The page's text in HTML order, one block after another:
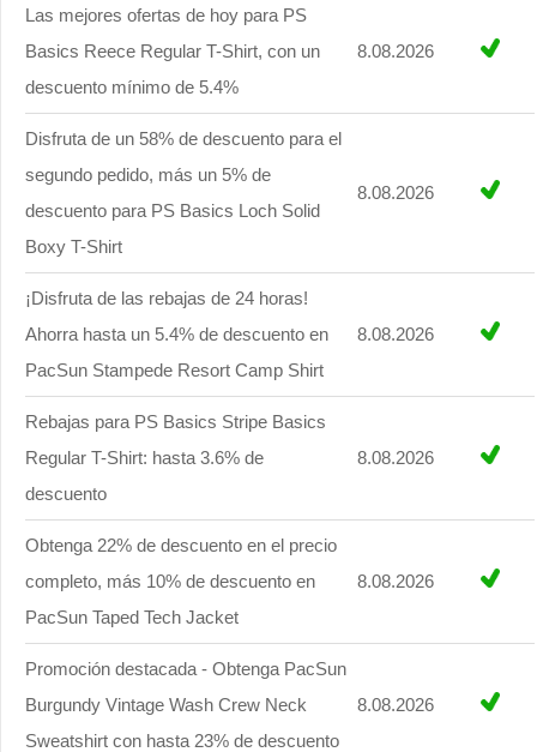
Las mejores ofertas de hoy para PS
Basics Reece Regular T-Shirt, con un
descuento mínimo de 5.4%
8.08.2026
Disfruta de un 58% de descuento para el
segundo pedido, más un 5% de
descuento para PS Basics Loch Solid
Boxy T-Shirt
8.08.2026
¡Disfruta de las rebajas de 24 horas!
Ahorra hasta un 5.4% de descuento en
PacSun Stampede Resort Camp Shirt
8.08.2026
Rebajas para PS Basics Stripe Basics
Regular T-Shirt: hasta 3.6% de
descuento
8.08.2026
Obtenga 22% de descuento en el precio
completo, más 10% de descuento en
PacSun Taped Tech Jacket
8.08.2026
Promoción destacada - Obtenga PacSun
Burgundy Vintage Wash Crew Neck
Sweatshirt con hasta 23% de descuento
8.08.2026